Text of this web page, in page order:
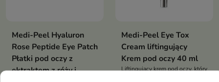
Medi-Peel Hyaluron
Rose Peptide Eye Patch
Płatki pod oczy z
ektraktem z róży i
Medi-Peel Eye Tox
Cream liftingujący
Krem pod oczy 40 ml
Liftingujący krem pod oczy, który